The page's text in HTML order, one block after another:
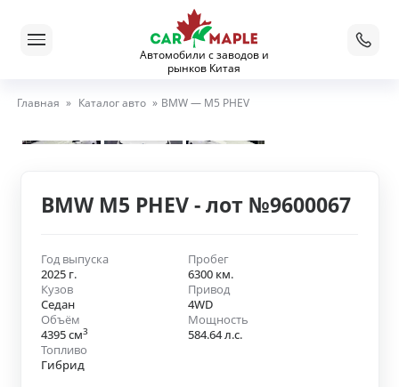
Автомобили с заводов и
рынков Китая
Главная » Каталог авто » BMW — M5 PHEV
BMW M5 PHEV - лот №9600067
Год выпуска
2025 г.
Пробег
6300 км.
Кузов
Седан
Привод
4WD
Объём
4395 см3
Мощность
584.64 л.с.
Топливо
Гибрид